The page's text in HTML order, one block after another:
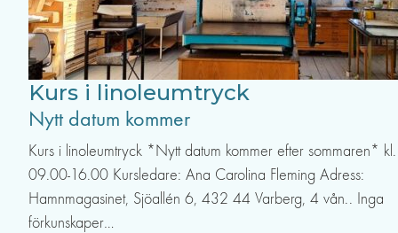
Kurs i linoleumtryck
Nytt datum kommer
Kurs i linoleumtryck *Nytt datum kommer efter sommaren* kl.
09.00-16.00 Kursledare: Ana Carolina Fleming Adress:
Hamnmagasinet, Sjöallén 6, 432 44 Varberg, 4 vån.. Inga
förkunskaper…